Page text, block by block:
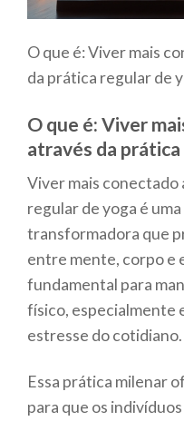
O que é: Viver mais
da prática regular de
O que é: Viver
através da
Viver mais conectado
regular de yoga é
transformadora que
entre mente, corpo e
fundamental para
físico, especialmente
estresse do cotidiano.
Essa prática milenar
para que os